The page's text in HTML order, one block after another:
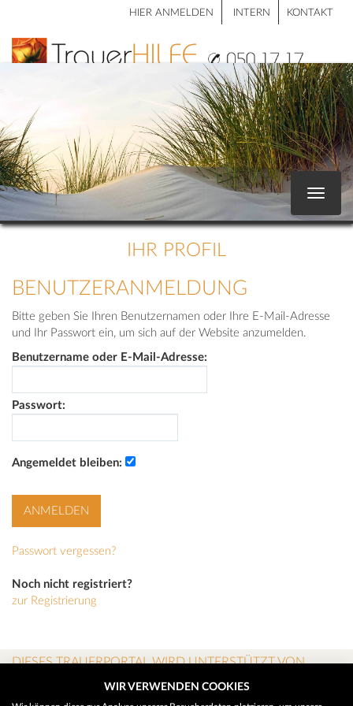
HIER ANMELDEN INTERN KONTAKT
Toggle
IHR PROFIL
BENUTZERANMELDUNG
Bitte geben Sie Ihren Benutzernamen oder Ihre E-Mail-Adresse
und Ihr Passwort ein, um sich auf der Website anzumelden.
Benutzername oder E-Mail-Adresse:
Passwort:
Angemeldet bleiben:
Passwort vergessen?
Noch nicht registriert?
zur Registrierung
DIESES TRAUERPORTAL WIRD UNTERSTÜTZT VON
WIR VERWENDEN COOKIES